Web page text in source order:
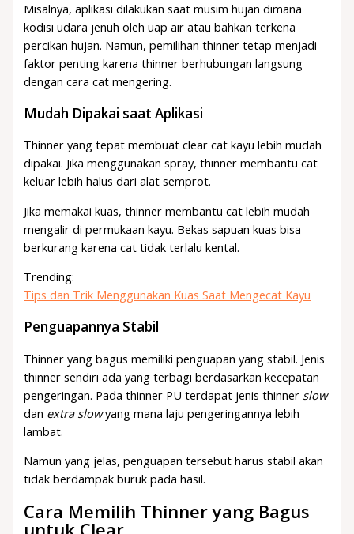
Misalnya, aplikasi dilakukan saat musim hujan dimana
kodisi udara jenuh oleh uap air atau bahkan terkena
percikan hujan. Namun, pemilihan thinner tetap menjadi
faktor penting karena thinner berhubungan langsung
dengan cara cat mengering.
Mudah Dipakai saat Aplikasi
Thinner yang tepat membuat clear cat kayu lebih mudah
dipakai. Jika menggunakan spray, thinner membantu cat
keluar lebih halus dari alat semprot.
Jika memakai kuas, thinner membantu cat lebih mudah
mengalir di permukaan kayu. Bekas sapuan kuas bisa
berkurang karena cat tidak terlalu kental.
Trending:
Tips dan Trik Menggunakan Kuas Saat Mengecat Kayu
Penguapannya Stabil
Thinner yang bagus memiliki penguapan yang stabil. Jenis
thinner sendiri ada yang terbagi berdasarkan kecepatan
pengeringan. Pada thinner PU terdapat jenis thinner slow
dan extra slowyang mana laju pengeringannya lebih
lambat.
Namun yang jelas, penguapan tersebut harus stabil akan
tidak berdampak buruk pada hasil.
Cara Memilih Thinner yang Bagus